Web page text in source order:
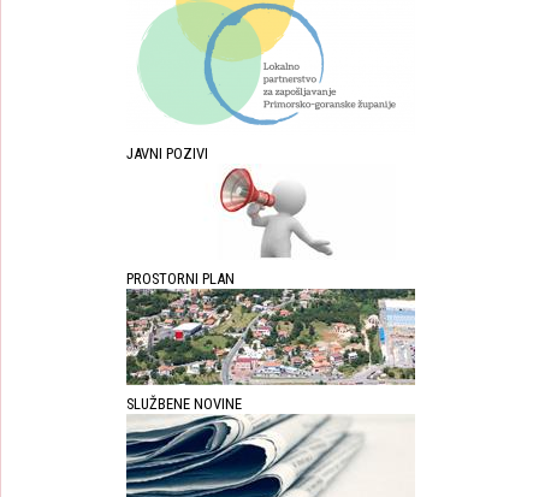
JAVNI POZIVI
PROSTORNI PLAN
SLUŽBENE NOVINE